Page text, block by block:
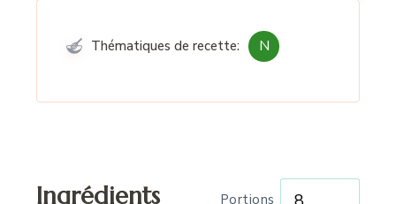
Thématiques de recette: N
Ingrédients Portions